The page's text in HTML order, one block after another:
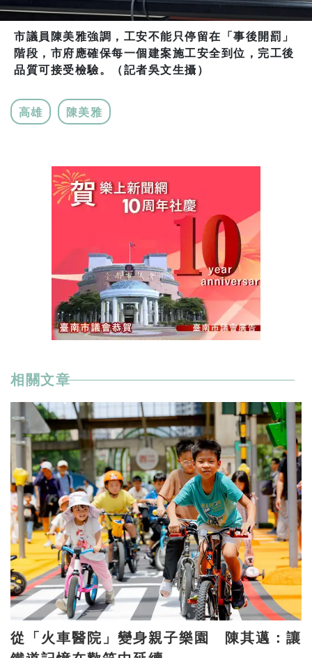
市議員陳美雅強調，工安不能只停留在「事後開罰」
階段，市府應確保每一個建案施工安全到位，完工後
品質可接受檢驗。（記者吳文生攝）
高雄 陳美雅
相關文章
從「火車醫院」變身親子樂園 陳其邁：讓